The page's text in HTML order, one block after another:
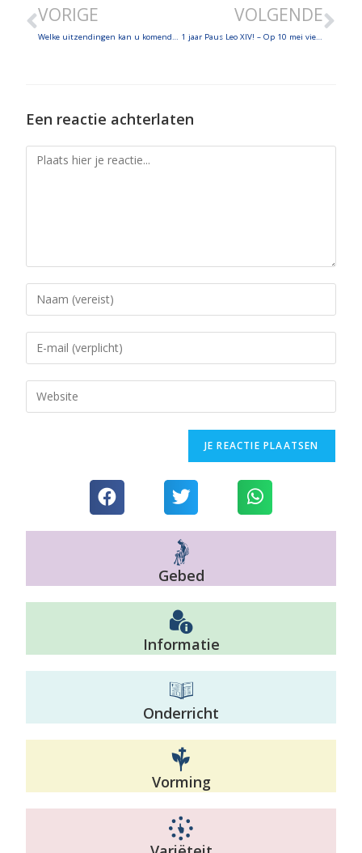
VORIGE
Welke uitzendingen kan u komende dagen beluisteren op Radio Maria? – Over de Mariathon!
VOLGENDE
1 jaar Paus Leo XIV! – Op 10 mei vieren we Pater Damiaan!
Een reactie achterlaten
Gebed
Informatie
Onderricht
Vorming